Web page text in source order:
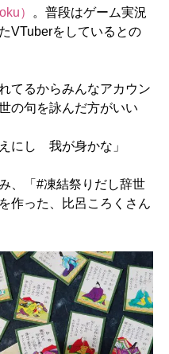
）
。普段はゲーム実況
VTuberをしているとの
てるからみんなアカウン
の句を詠んだ方がいい
にし 我が身かな」
、「#凍結祭りだし辞世
作った、比呂ころくさん